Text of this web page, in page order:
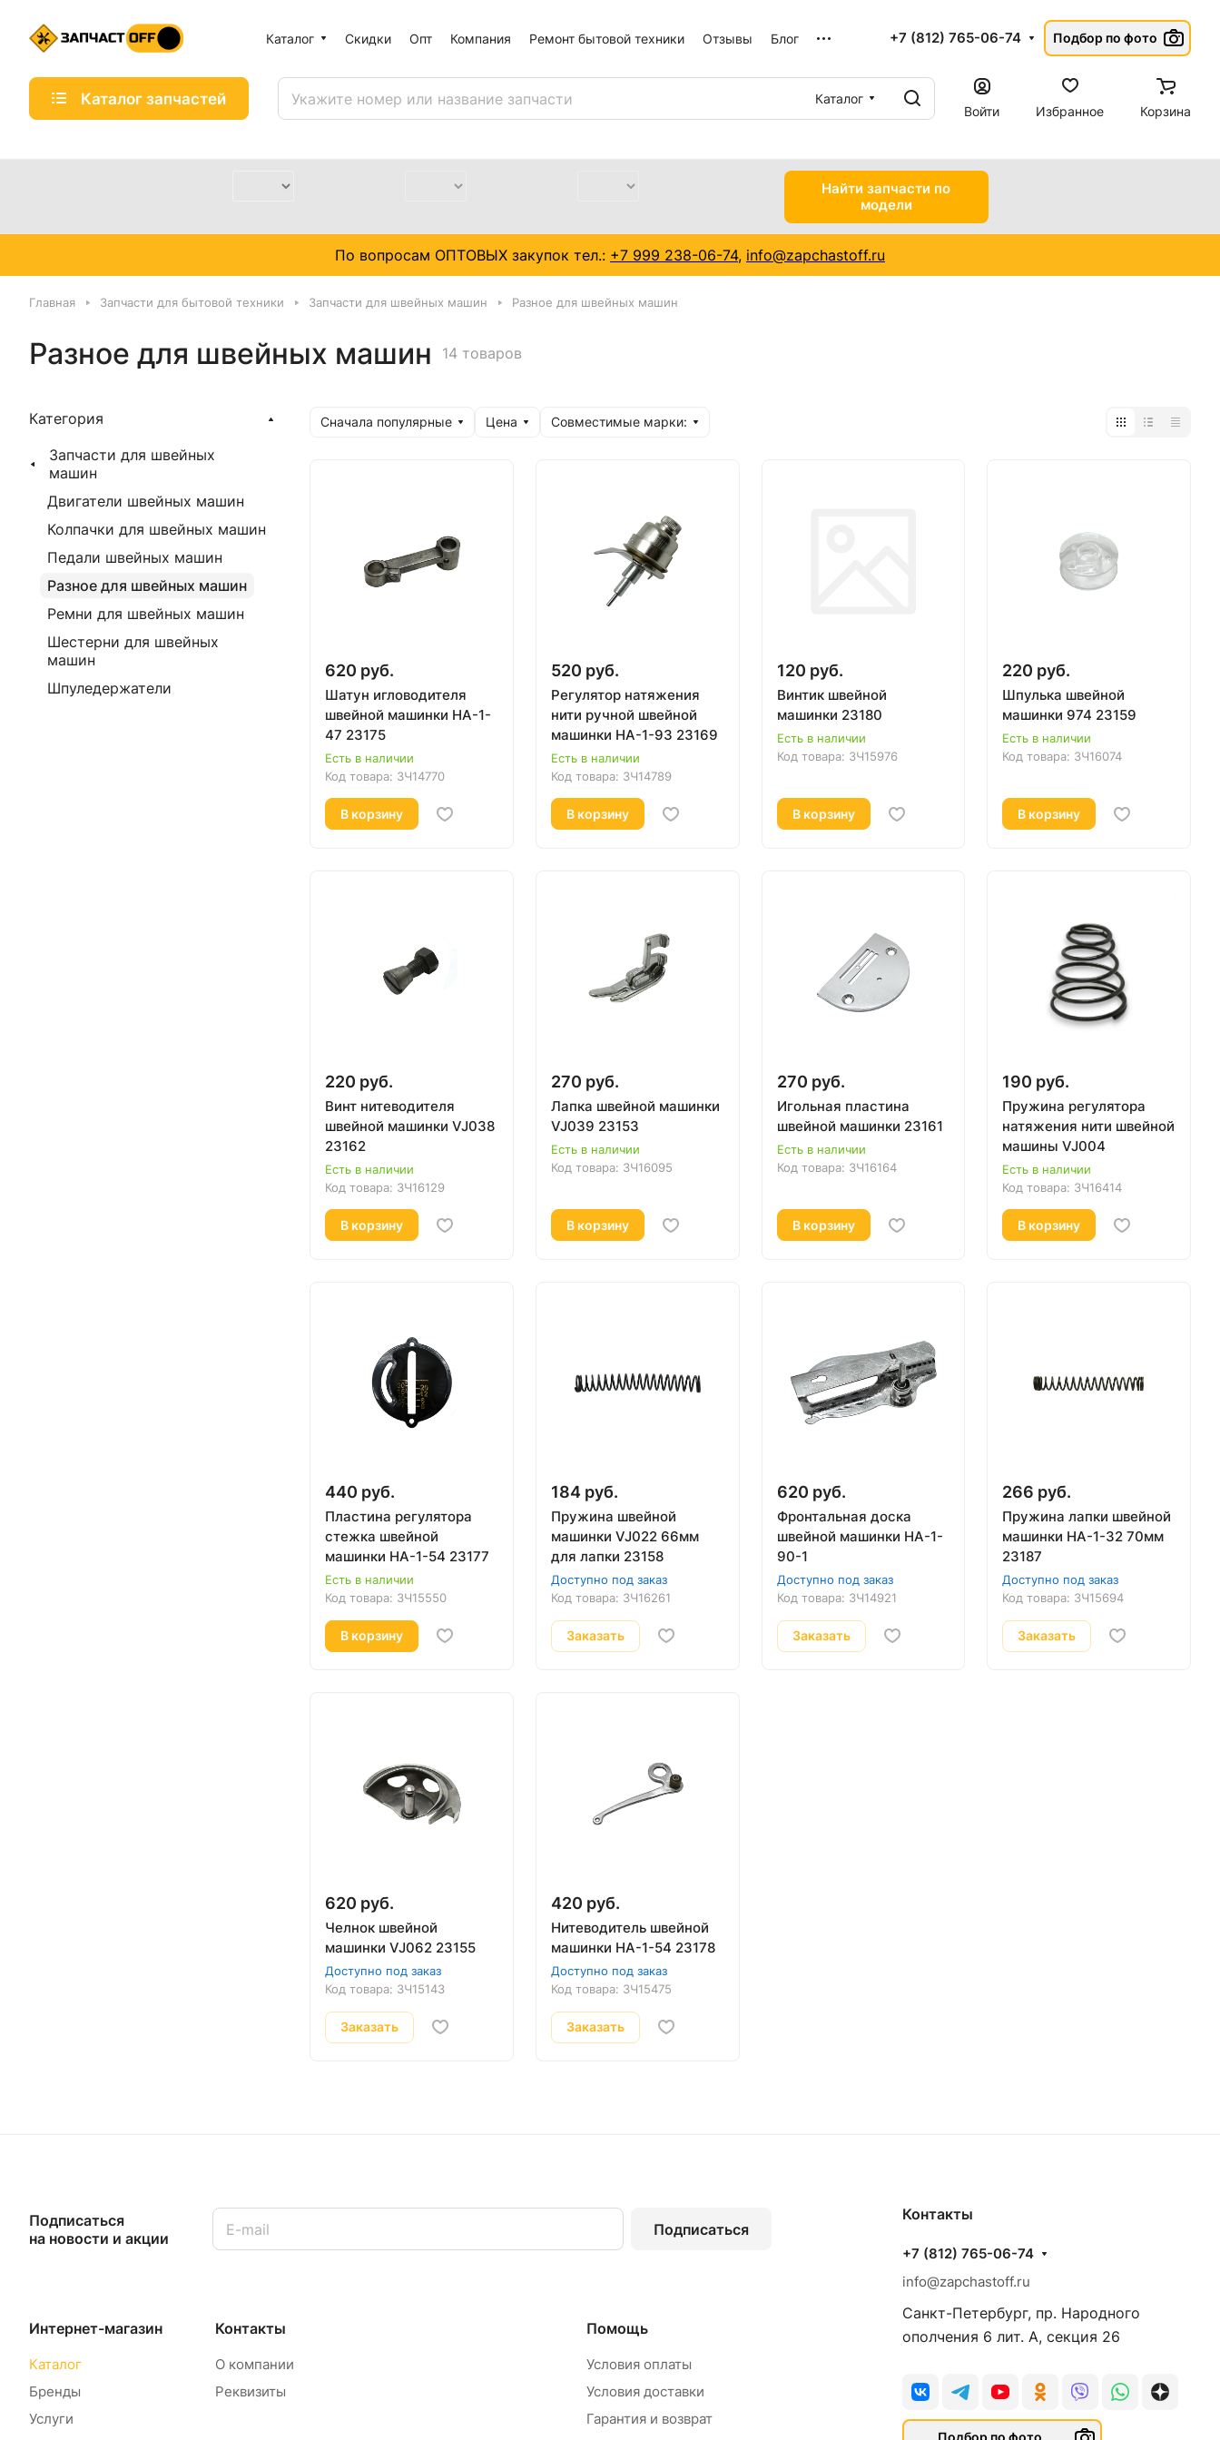
Каталог Скидки Опт Компания Ремонт бытовой техники Отзывы Блог +7 (812) 765-06-74 Подбор по фото
Каталог запчастей
Каталог
Войти
Избранное Корзина
Найти запчасти по
модели
По вопросам ОПТОВЫХ закупок тел.: +7 999 238-06-74, info@zapchastoff.ru
Главная Запчасти для бытовой техники Запчасти для швейных машин Разное для швейных машин
Разное для швейных машин 14 товаров
Сначала популярные Цена Совместимые марки:
620 руб.
Шатун игловодителя
швейной машинки HA-1-
47 23175
Есть в наличии
Код товара: ЗЧ14770
В корзину
520 руб.
Регулятор натяжения
нити ручной швейной
машинки HA-1-93 23169
Есть в наличии
Код товара: ЗЧ14789
В корзину
120 руб.
Винтик швейной
машинки 23180
Есть в наличии
Код товара: ЗЧ15976
В корзину
220 руб.
Шпулька швейной
машинки 974 23159
Есть в наличии
Код товара: ЗЧ16074
В корзину
220 руб.
Винт нитеводителя
швейной машинки VJ038
23162
Есть в наличии
Код товара: ЗЧ16129
В корзину
270 руб.
Лапка швейной машинки
VJ039 23153
Есть в наличии
Код товара: ЗЧ16095
В корзину
270 руб.
Игольная пластина
швейной машинки 23161
Есть в наличии
Код товара: ЗЧ16164
В корзину
190 руб.
Пружина регулятора
натяжения нити швейной
машины VJ004
Есть в наличии
Код товара: ЗЧ16414
В корзину
440 руб.
Пластина регулятора
стежка швейной
машинки HA-1-54 23177
Есть в наличии
Код товара: ЗЧ15550
В корзину
184 руб.
Пружина швейной
машинки VJ022 66мм
для лапки 23158
Доступно под заказ
Код товара: ЗЧ16261
Заказать
620 руб.
Фронтальная доска
швейной машинки HA-1-
90-1
Доступно под заказ
Код товара: ЗЧ14921
Заказать
266 руб.
Пружина лапки швейной
машинки HA-1-32 70мм
23187
Доступно под заказ
Код товара: ЗЧ15694
Заказать
620 руб.
Челнок швейной
машинки VJ062 23155
Доступно под заказ
Код товара: ЗЧ15143
Заказать
420 руб.
Нитеводитель швейной
машинки HA-1-54 23178
Доступно под заказ
Код товара: ЗЧ15475
Заказать
Категория
Запчасти для швейных
машин
Двигатели швейных машин
Колпачки для швейных машин
Педали швейных машин
Разное для швейных машин
Ремни для швейных машин
Шестерни для швейных
машин
Шпуледержатели
Подписаться
на новости и акции
Подписаться
Интернет-магазин
Каталог
Бренды
Услуги
Контакты
О компании
Реквизиты
Помощь
Условия оплаты
Условия доставки
Гарантия и возврат
Контакты
+7 (812) 765-06-74
info@zapchastoff.ru
Санкт-Петербург, пр. Народного
ополчения 6 лит. А, секция 26
Подбор по фото